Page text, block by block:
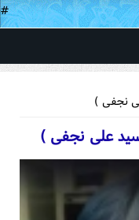
#
نجفی )
علی نجفی )